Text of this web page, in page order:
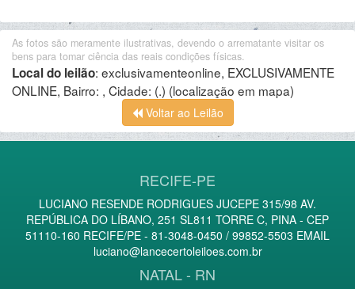
As fotos são meramente ilustrativas, devendo o arrematante visitar os
bens para tomar ciência das reais condições físicas.
Local do leilão: exclusivamenteonline, EXCLUSIVAMENTE
ONLINE, Bairro: , Cidade: (.) (localização em mapa)
Voltar ao Leilão
RECIFE-PE
LUCIANO RESENDE RODRIGUES JUCEPE 315/98 AV.
REPÚBLICA DO LÍBANO, 251 SL811 TORRE C, PINA - CEP
51110-160 RECIFE/PE - 81-3048-0450 / 99852-5503 EMAIL
luciano@lancecertoleiloes.com.br
NATAL - RN